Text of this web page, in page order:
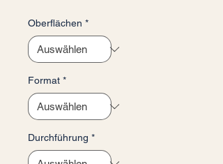
pro
1
Quadratmeter
Oberflächen *
Format *
Durchführung *